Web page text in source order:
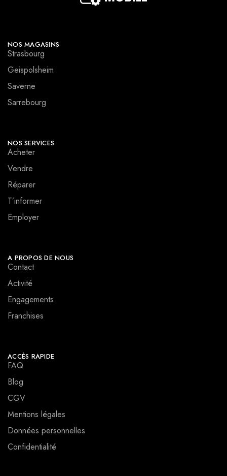
NOS MAGASINS
Strasbourg
Geispolsheim
Saverne
Sarrebourg
NOS SERVICES
Acheter
Vendre
Réparer
T’informer
Employer
A PROPOS DE NOUS
Contact
Activité
Engagements
Franchises
ACCÈS RAPIDE
FAQ
Blog
CGV
Mentions légales
Données personnelles
Confidentialité